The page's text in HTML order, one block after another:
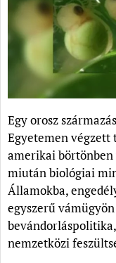
Egy orosz
Egyetemen végzett
amerikai
miután biológiai
Államokba,
egyszerű
nemzetközi